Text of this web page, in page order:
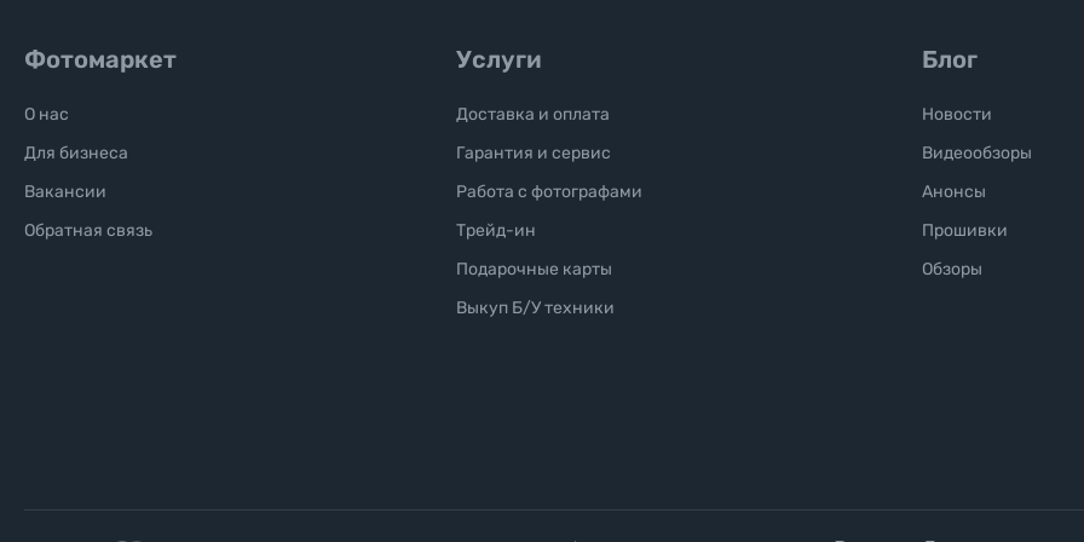
Фотомаркет
О нас
Для бизнеса
Вакансии
Обратная связь
Услуги
Доставка и оплата
Гарантия и сервис
Работа с фотографами
Трейд-ин
Подарочные карты
Выкуп Б/У техники
Блог
Новости
Видеообзоры
Анонсы
Прошивки
Обзоры